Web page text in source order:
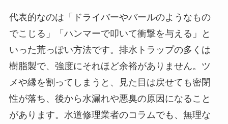
代表的なのは「ドライバーやバールのようなもの
でこじる」「ハンマーで叩いて衝撃を与える」と
いった荒っぽい方法です。排水トラップの多くは
樹脂製で、強度にそれほど余裕がありません。ツ
メや縁を割ってしまうと、見た目は戻せても密閉
性が落ち、後から水漏れや悪臭の原因になること
があります。水道修理業者のコラムでも、無理な